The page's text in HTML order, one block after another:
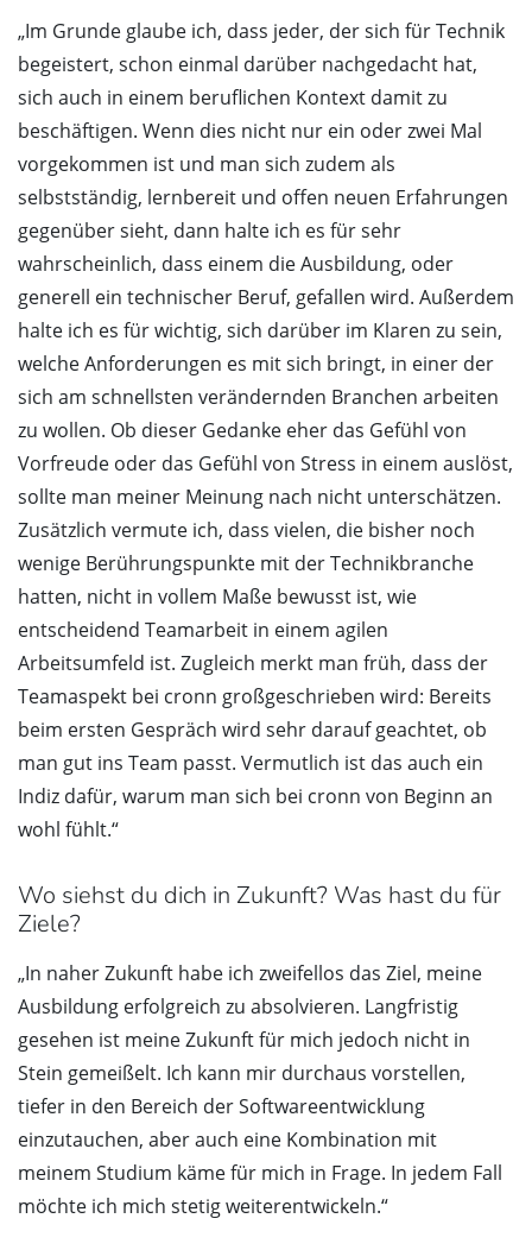
„Im Grunde glaube ich, dass jeder, der sich für Technik
begeistert, schon einmal darüber nachgedacht hat,
sich auch in einem beruflichen Kontext damit zu
beschäftigen. Wenn dies nicht nur ein oder zwei Mal
vorgekommen ist und man sich zudem als
selbstständig, lernbereit und offen neuen Erfahrungen
gegenüber sieht, dann halte ich es für sehr
wahrscheinlich, dass einem die Ausbildung, oder
generell ein technischer Beruf, gefallen wird. Außerdem
halte ich es für wichtig, sich darüber im Klaren zu sein,
welche Anforderungen es mit sich bringt, in einer der
sich am schnellsten verändernden Branchen arbeiten
zu wollen. Ob dieser Gedanke eher das Gefühl von
Vorfreude oder das Gefühl von Stress in einem auslöst,
sollte man meiner Meinung nach nicht unterschätzen.
Zusätzlich vermute ich, dass vielen, die bisher noch
wenige Berührungspunkte mit der Technikbranche
hatten, nicht in vollem Maße bewusst ist, wie
entscheidend Teamarbeit in einem agilen
Arbeitsumfeld ist. Zugleich merkt man früh, dass der
Teamaspekt bei cronn großgeschrieben wird: Bereits
beim ersten Gespräch wird sehr darauf geachtet, ob
man gut ins Team passt. Vermutlich ist das auch ein
Indiz dafür, warum man sich bei cronn von Beginn an
wohl fühlt.“
Wo siehst du dich in Zukunft? Was hast du für
Ziele?
„In naher Zukunft habe ich zweifellos das Ziel, meine
Ausbildung erfolgreich zu absolvieren. Langfristig
gesehen ist meine Zukunft für mich jedoch nicht in
Stein gemeißelt. Ich kann mir durchaus vorstellen,
tiefer in den Bereich der Softwareentwicklung
einzutauchen, aber auch eine Kombination mit
meinem Studium käme für mich in Frage. In jedem Fall
möchte ich mich stetig weiterentwickeln.“